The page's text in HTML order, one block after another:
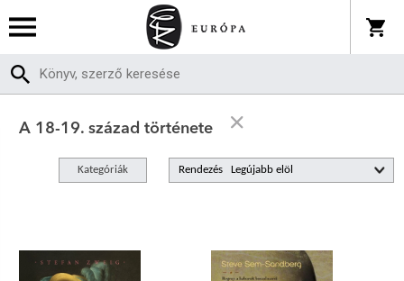
A 18-19. század története
Kategóriák Rendezés